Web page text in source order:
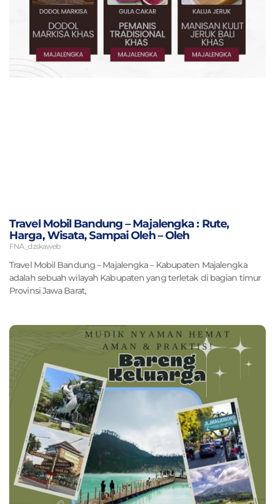
Travel Mobil Bandung – Majalengka : Rute,
Harga, Wisata, Sampai Oleh – Oleh
FNA_dzskaweb
Travel Mobil Bandung – Majalengka – Kabupaten Majalengka
adalah sebuah wilayah Kabupaten yang terletak di bagian timur
Provinsi Jawa Barat,